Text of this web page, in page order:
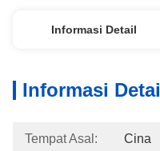
Informasi Detail
Informasi
Tempat Asal: Cina